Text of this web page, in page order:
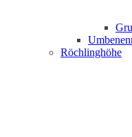
Röchlinghöhe